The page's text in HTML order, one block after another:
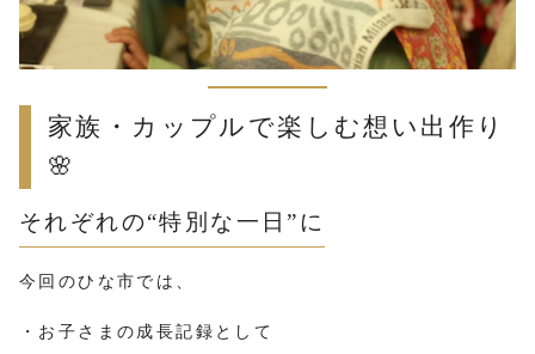
家族・カップルで楽しむ想い出作り
🌸
それぞれの“特別な一日”に
今回のひな市では、
・お子さまの成長記録として